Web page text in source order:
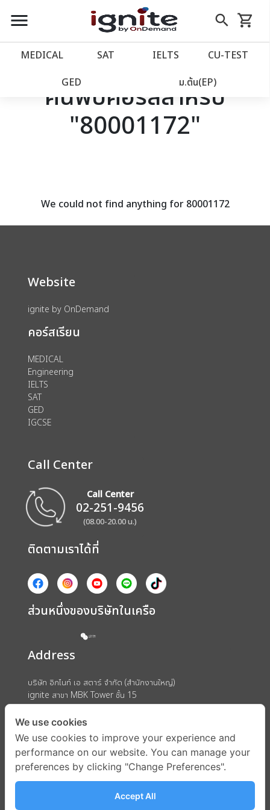
close
account_balance หน้าแรก
เว็บไซต์อิกไนท์
โปรโมชั่น
assignment ลงทะเบียน
menu search
Skip
to
shopping_cart
รถเข็น
MEDICAL SAT IELTS CU‑TEST
GED ม.ต้น(EP)
ค้นพบคอร์สสำหรับ
"80001172"
We could not find anything for 80001172
Website
ignite by OnDemand
คอร์สเรียน
MEDICAL
Engineering
IELTS
SAT
GED
IGCSE
Call Center
Call Center
02-251-9456
(08.00-20.00 น.)
ติดตามเราได้ที่
ส่วนหนึ่งของบริษัทในเครือ
Address
บริษัท อิกไนท์ เอ สตาร์ จำกัด (สำนักงานใหญ่)
ignite สาขา MBK Tower ชั้น 15
ถนนพญาไท แขวงวังใหม่ เขตปทุมวัน กรุงเทพมหานคร 10330
We use cookies
We use cookies to improve your experience and
performance on our website. You can manage your
preferences by clicking "Change Preferences".
Accept All